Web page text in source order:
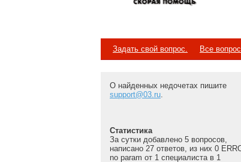
Задать свой вопрос. Все
О найденных недочетах пишите
support@03.ru.
Статистика
За сутки добавлено 5 вопросов,
написано 27 ответов, из них 0
no param от 1 специалиста в 1